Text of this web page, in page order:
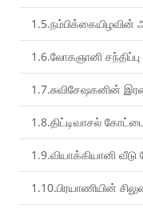
1.5.நம்பிக்கையிழவின்
1.6.லோகஞானி சந்திப்பு
1.7.சுவிசேஷகனின்
1.8.திட்டிவாசல்
1.9.வியாக்கியானி வீடு
1.10.பிரயாணியின்